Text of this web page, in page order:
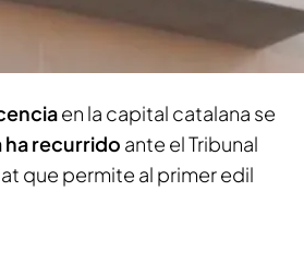
a favor como en contra, según
en la capital catalana se
ha recurrido ante el Tribunal
que permite al primer edil